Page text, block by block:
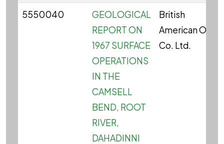
5550040
GEOLOGICAL
REPORT ON
1967 SURFACE
OPERATIONS
IN THE
CAMSELL
BEND, ROOT
RIVER,
DAHADINNI
British
American Oil
Co. Ltd.